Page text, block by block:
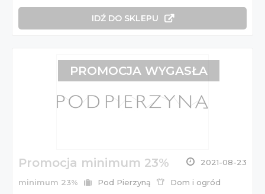
IDŹ DO SKLEPU
Promocja minimum 23% 2021-08-23
minimum 23% Pod Pierzyną Dom i ogród
PROMOCJA WYGASŁA